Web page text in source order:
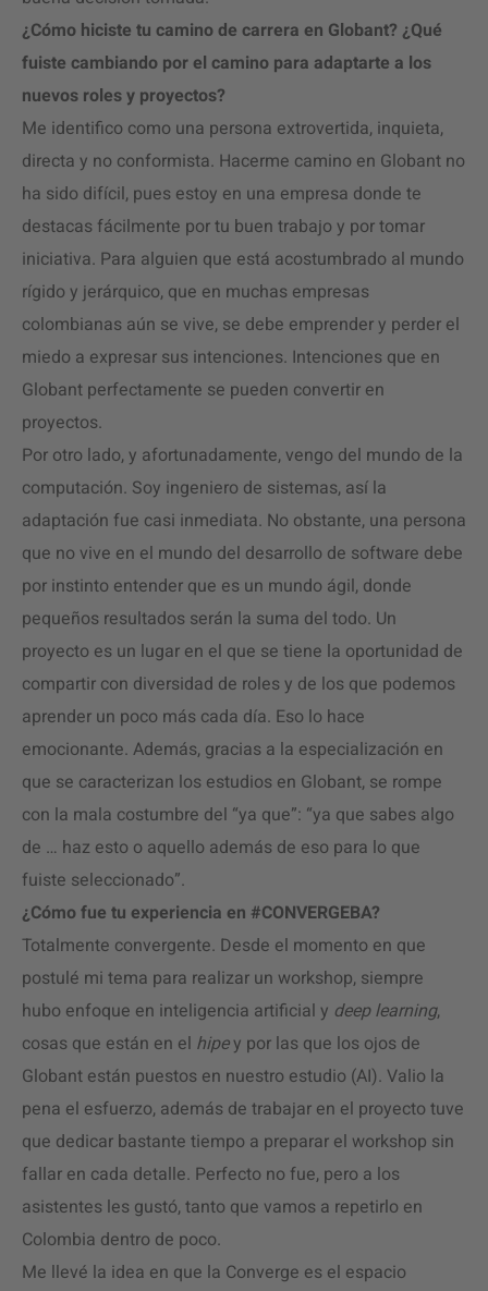
¿Cómo hiciste tu camino de carrera en Globant? ¿Qué
fuiste cambiando por el camino para adaptarte a los
nuevos roles y proyectos?
Me identifico como una persona extrovertida, inquieta,
directa y no conformista. Hacerme camino en Globant no
ha sido difícil, pues estoy en una empresa donde te
destacas fácilmente por tu buen trabajo y por tomar
iniciativa. Para alguien que está acostumbrado al mundo
rígido y jerárquico, que en muchas empresas
colombianas aún se vive, se debe emprender y perder el
miedo a expresar sus intenciones. Intenciones que en
Globant perfectamente se pueden convertir en
proyectos.
Por otro lado, y afortunadamente, vengo del mundo de la
computación. Soy ingeniero de sistemas, así la
adaptación fue casi inmediata. No obstante, una persona
que no vive en el mundo del desarrollo de software debe
por instinto entender que es un mundo ágil, donde
pequeños resultados serán la suma del todo. Un
proyecto es un lugar en el que se tiene la oportunidad de
compartir con diversidad de roles y de los que podemos
aprender un poco más cada día. Eso lo hace
emocionante. Además, gracias a la especialización en
que se caracterizan los estudios en Globant, se rompe
con la mala costumbre del “ya que”: “ya que sabes algo
de … haz esto o aquello además de eso para lo que
fuiste seleccionado”.
¿Cómo fue tu experiencia en #CONVERGEBA?
Totalmente convergente. Desde el momento en que
postulé mi tema para realizar un workshop, siempre
hubo enfoque en inteligencia artificial y deep learning,
cosas que están en el hipey por las que los ojos de
Globant están puestos en nuestro estudio (AI). Valio la
pena el esfuerzo, además de trabajar en el proyecto tuve
que dedicar bastante tiempo a preparar el workshop sin
fallar en cada detalle. Perfecto no fue, pero a los
asistentes les gustó, tanto que vamos a repetirlo en
Colombia dentro de poco.
Me llevé la idea en que la Converge es el espacio